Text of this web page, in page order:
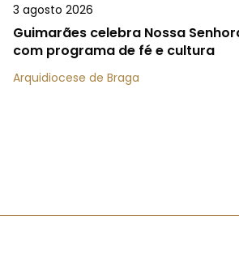
3 agosto 2026
Guimarães celebra Nossa
com programa de fé e cultura
Arquidiocese de Braga